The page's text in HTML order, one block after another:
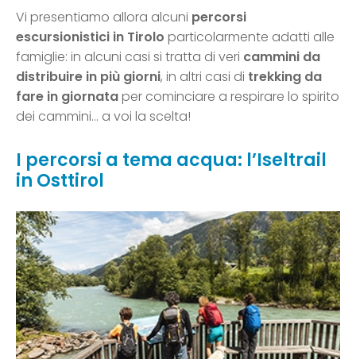
Vi presentiamo allora alcuni percorsi
escursionistici in Tirolo particolarmente adatti alle
famiglie: in alcuni casi si tratta di veri cammini da
distribuire in più giorni, in altri casi di trekking da
fare in giornataper cominciare a respirare lo spirito
dei cammini… a voi la scelta!
I percorsi a tema acqua: l’Iseltrail
in Osttirol